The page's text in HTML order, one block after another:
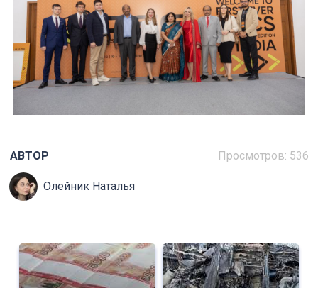
Просмотров: 536
АВТОР
Олейник Наталья